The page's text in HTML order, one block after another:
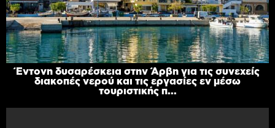
Έντονη δυσαρέσκεια στην Άρβη για τις συνεχείς
διακοπές νερού και τις εργασίες εν μέσω
τουριστικής π...